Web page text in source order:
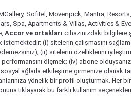
Sofitel, Movenpick, Mantra,
Spa, Apartments & Villas, Activities &
Accor ve ortakları cihazınızdaki bilgilere
(i) sitelerin çalışmasını
(ii) sitelerin özelliklerini
ölçmek; (iv) abone
ağlarla etkileşime girmenize olanak
yönelik bir profil oluşturmak. Her bir
tıklayarak bu farklı kullanım